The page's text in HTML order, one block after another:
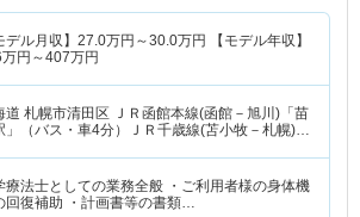
デル月収】 27.0万円～30.0万円
【モデル年収】
万円～407万円
道 札幌市清田区 ＪＲ函館本線(函館－旭川)「苗
」（バス・車4分）ＪＲ千歳線(苫小牧－札幌)
療法士としての業務全般 ・ご利用者様の身体機
回復補助 ・計画書等の書類…